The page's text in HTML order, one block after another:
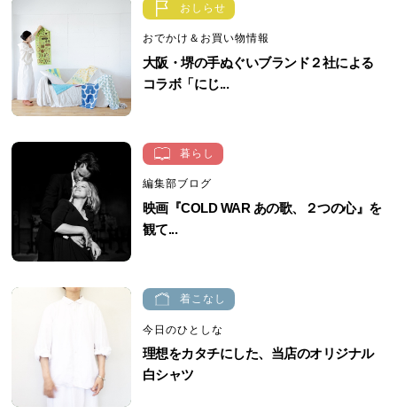
おしらせ
おでかけ＆お買い物情報
大阪・堺の手ぬぐいブランド２社による
コラボ「にじ...
暮らし
編集部ブログ
映画『COLD WAR あの歌、２つの心』を
観て...
着こなし
今日のひとしな
理想をカタチにした、当店のオリジナル
白シャツ